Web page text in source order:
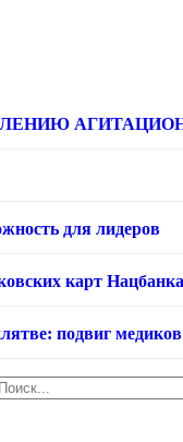
для лидеров
карт
подвиг